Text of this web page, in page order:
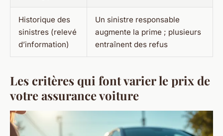
Historique des
sinistres (relevé
d’information)
Un sinistre responsable
augmente la prime ; plusieurs
entraînent des refus
Les critères qui font varier le prix de
votre assurance voiture